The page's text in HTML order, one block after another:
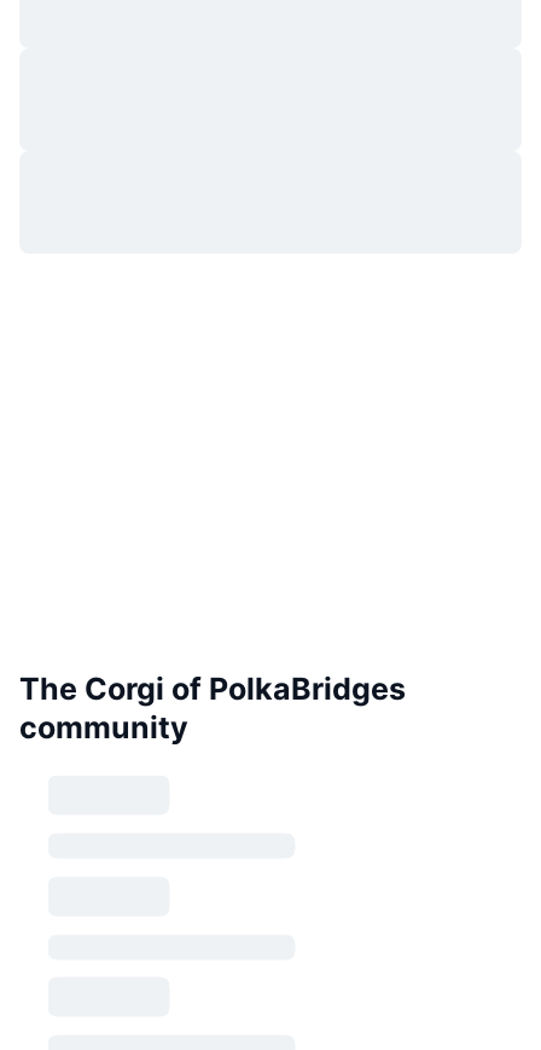
The Corgi of PolkaBridges
community